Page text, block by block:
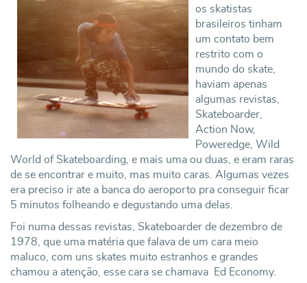
os skatistas
brasileiros tinham
um contato bem
restrito com o
mundo do skate,
haviam apenas
algumas revistas,
Skateboarder,
Action Now,
Poweredge, Wild
World of Skateboarding, e mais uma ou duas, e eram raras
de se encontrar e muito, mas muito caras. Algumas vezes
era preciso ir ate a banca do aeroporto pra conseguir ficar
5 minutos folheando e degustando uma delas.
Foi numa dessas revistas, Skateboarder de dezembro de
1978, que uma matéria que falava de um cara meio
maluco, com uns skates muito estranhos e grandes
chamou a atenção, esse cara se chamava Ed Economy.